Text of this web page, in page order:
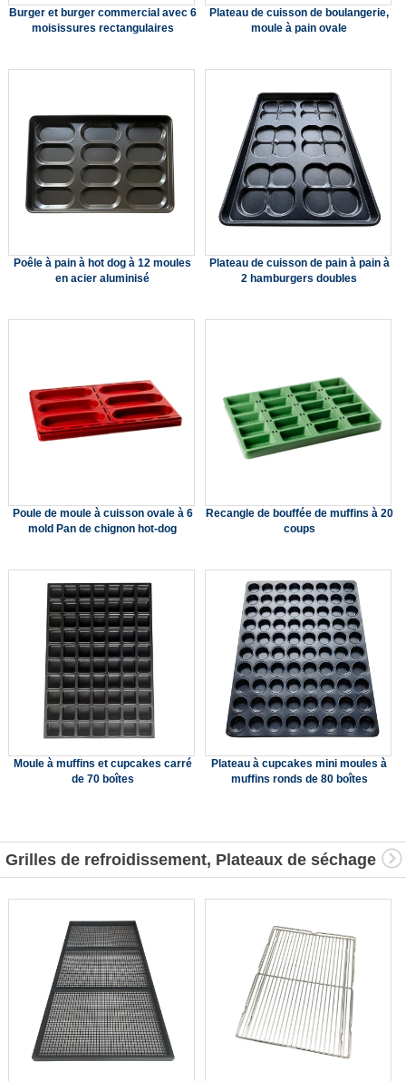
Burger et burger commercial avec 6
moisissures rectangulaires
Plateau de cuisson de boulangerie,
moule à pain ovale
Poêle à pain à hot dog à 12 moules
en acier aluminisé
Plateau de cuisson de pain à pain à
2 hamburgers doubles
Poule de moule à cuisson ovale à 6
mold Pan de chignon hot-dog
Recangle de bouffée de muffins à 20
coups
Moule à muffins et cupcakes carré
de 70 boîtes
Plateau à cupcakes mini moules à
muffins ronds de 80 boîtes
Grilles de refroidissement, Plateaux de séchage